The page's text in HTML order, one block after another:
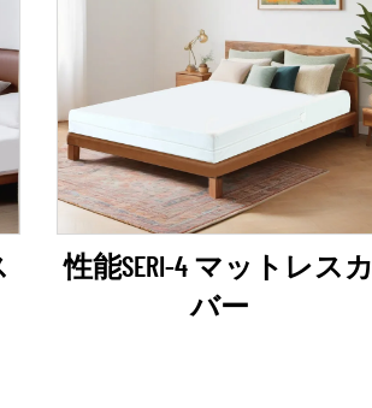
性能SERI-4 マットレスカ
バー